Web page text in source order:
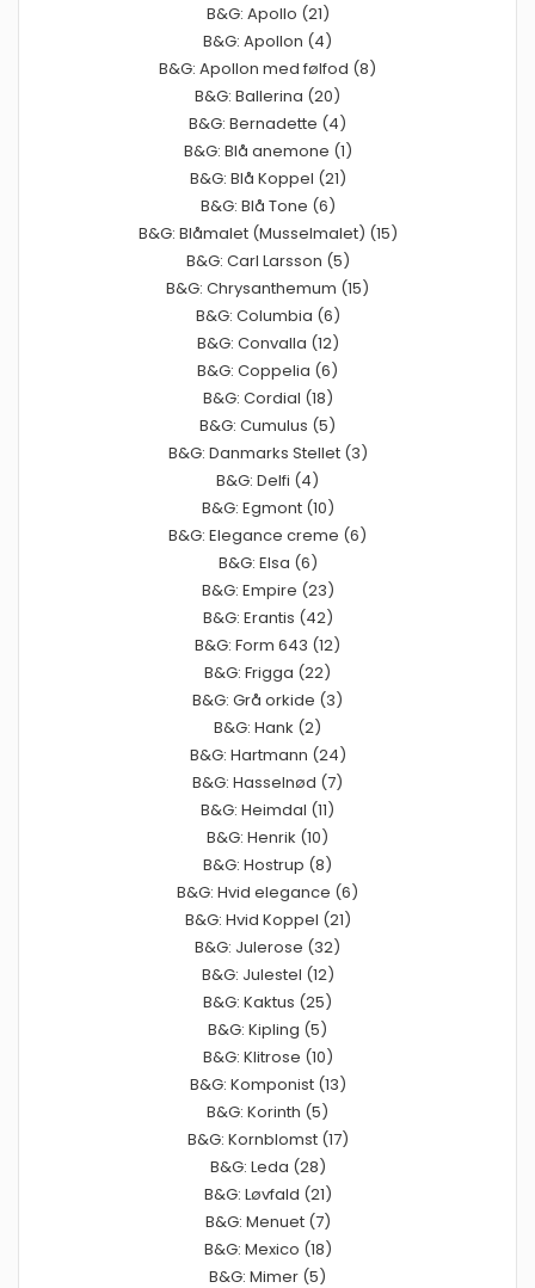
B&G: Apollo (21)
B&G: Apollon (4)
B&G: Apollon med følfod (8)
B&G: Ballerina (20)
B&G: Bernadette (4)
B&G: Blå anemone (1)
B&G: Blå Koppel (21)
B&G: Blå Tone (6)
B&G: Blåmalet (Musselmalet) (15)
B&G: Carl Larsson (5)
B&G: Chrysanthemum (15)
B&G: Columbia (6)
B&G: Convalla (12)
B&G: Coppelia (6)
B&G: Cordial (18)
B&G: Cumulus (5)
B&G: Danmarks Stellet (3)
B&G: Delfi (4)
B&G: Egmont (10)
B&G: Elegance creme (6)
B&G: Elsa (6)
B&G: Empire (23)
B&G: Erantis (42)
B&G: Form 643 (12)
B&G: Frigga (22)
B&G: Grå orkide (3)
B&G: Hank (2)
B&G: Hartmann (24)
B&G: Hasselnød (7)
B&G: Heimdal (11)
B&G: Henrik (10)
B&G: Hostrup (8)
B&G: Hvid elegance (6)
B&G: Hvid Koppel (21)
B&G: Julerose (32)
B&G: Julestel (12)
B&G: Kaktus (25)
B&G: Kipling (5)
B&G: Klitrose (10)
B&G: Komponist (13)
B&G: Korinth (5)
B&G: Kornblomst (17)
B&G: Leda (28)
B&G: Løvfald (21)
B&G: Menuet (7)
B&G: Mexico (18)
B&G: Mimer (5)